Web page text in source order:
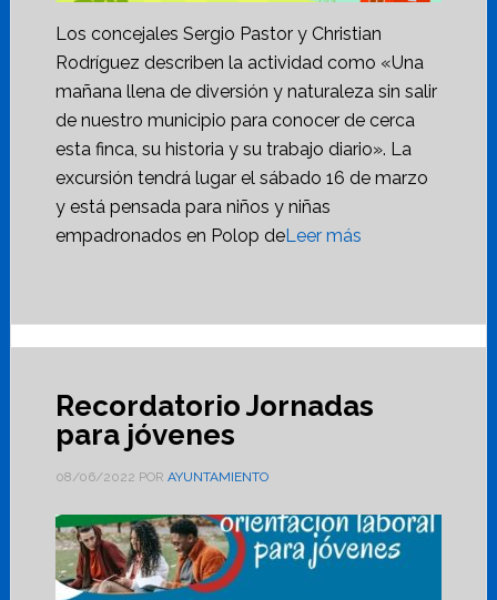
Los concejales Sergio Pastor y Christian
Rodríguez describen la actividad como «Una
mañana llena de diversión y naturaleza sin salir
de nuestro municipio para conocer de cerca
esta finca, su historia y su trabajo diario». La
excursión tendrá lugar el sábado 16 de marzo
y está pensada para niños y niñas
empadronados en Polop deLeer más
Recordatorio Jornadas
para jóvenes
08/06/2022 POR AYUNTAMIENTO